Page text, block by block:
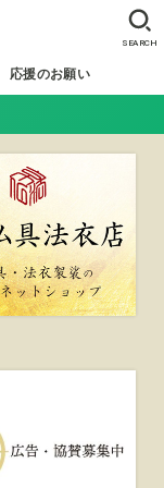
応援のお願い
SEARCH